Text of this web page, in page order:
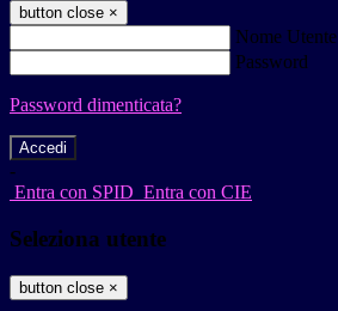
button close ×
Nome Utente
Password
Password dimenticata?
-
Entra con SPID Entra con CIE
Seleziona utente
button close ×